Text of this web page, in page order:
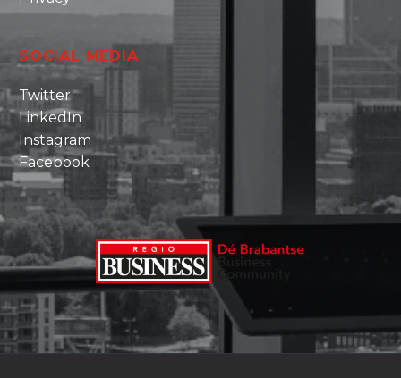
SOCIAL MEDIA
Twitter
LinkedIn
Instagram
Facebook